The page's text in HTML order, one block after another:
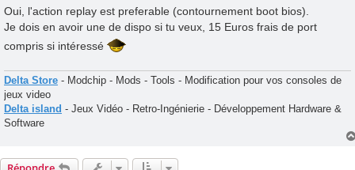
Oui, l'action replay est preferable (contournement boot bios).
Je dois en avoir une de dispo si tu veux, 15 Euros frais de port
compris si intéressé
Delta Store - Modchip - Mods - Tools - Modification pour vos consoles de
jeux video
Delta island - Jeux Vidéo - Retro-Ingénierie - Développement Hardware &
Software